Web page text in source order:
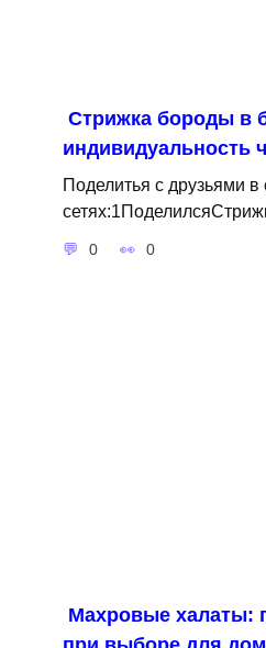
Стрижка бороды в
индивидуальность
Поделитья с друзьями
0 0
Махровые халаты: